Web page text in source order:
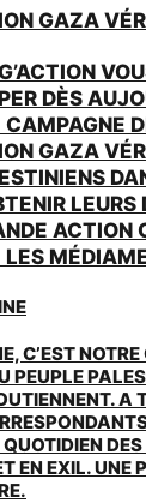
GAZA
DÈS
CAMPAGNE
GAZA
ACTION
LES
C’EST
PEUPLE
A
EN EXIL. UNE